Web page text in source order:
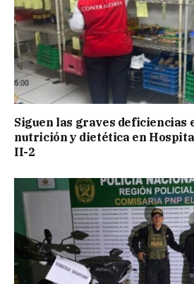
Siguen las graves deficiencias
nutrición y dietética en
II-2